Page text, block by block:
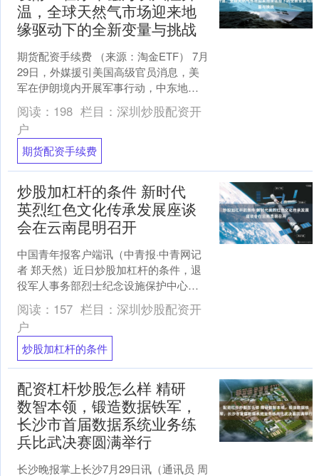
温，全球天然气市场迎来地
缘驱动下的全新变量与挑战
期货配资手续费 （来源：淘金ETF） 7月
29日，外媒援引美国高级官员消息，美
军在伊朗境内开展军事行动，中东地缘
冲突再度急剧升温，霍尔木兹海峡这条
全球能源关键通....
阅读： 198 栏目： 深圳炒股配资开
户
期货配资手续费
炒股加杠杆的条件 新时代
英烈红色文化传承发展座谈
会在云南昆明召开
中国青年报客户端讯（中青报·中青网记
者 郑天然）近日炒股加杠杆的条件，退
役军人事务部烈士纪念设施保护中心在
云南昆明组织召开新时代英烈红色文化
传承发展座谈会。 与....
阅读： 157 栏目： 深圳炒股配资开
户
炒股加杠杆的条件
配资杠杆炒股怎么样 精研
数智本领，锻造数据铁军，
长沙市首届数据系统业务练
兵比武决赛圆满举行
长沙晚报掌上长沙7月29日讯（通讯员 周